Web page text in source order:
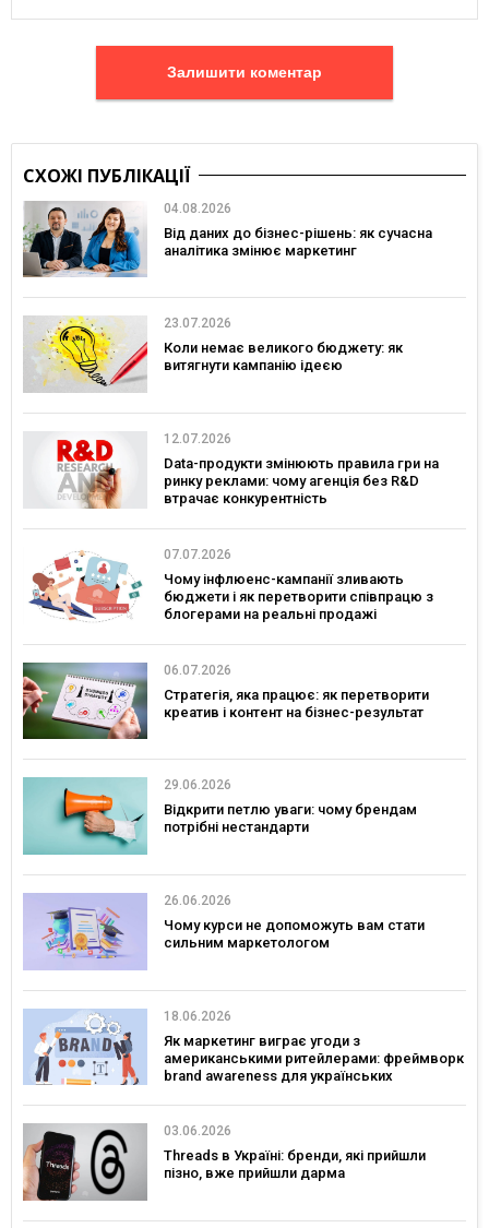
Залишити коментар
СХОЖІ ПУБЛІКАЦІЇ
04.08.2026
Від даних до бізнес-рішень: як сучасна
аналітика змінює маркетинг
23.07.2026
Коли немає великого бюджету: як
витягнути кампанію ідеєю
12.07.2026
Data-продукти змінюють правила гри на
ринку реклами: чому агенція без R&D
втрачає конкурентність
07.07.2026
Чому інфлюенс-кампанії зливають
бюджети і як перетворити співпрацю з
блогерами на реальні продажі
06.07.2026
Стратегія, яка працює: як перетворити
креатив і контент на бізнес-результат
29.06.2026
Відкрити петлю уваги: чому брендам
потрібні нестандарти
26.06.2026
Чому курси не допоможуть вам стати
сильним маркетологом
18.06.2026
Як маркетинг виграє угоди з
американськими ритейлерами: фреймворк
brand awareness для українських
03.06.2026
Threads в Україні: бренди, які прийшли
пізно, вже прийшли дарма